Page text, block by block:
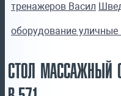
тренажеров Васил
оборудование
СТОЛ МАССАЖНЫЙ